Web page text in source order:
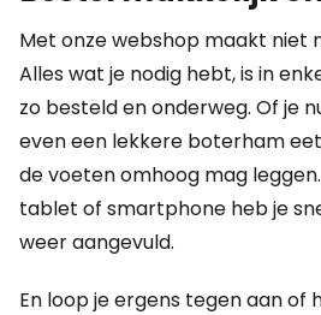
Met onze webshop maakt niet
Alles wat je nodig hebt, is in
zo besteld en onderweg. Of je
even een lekkere boterham eet
de voeten omhoog mag
tablet of smartphone heb je
weer aangevuld.
En loop je ergens tegen aan of